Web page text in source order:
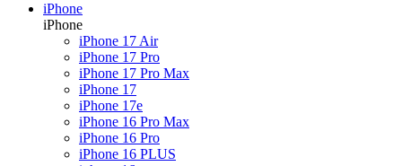
iPhone
iPhone
iPhone 17 Air
iPhone 17 Pro
iPhone 17 Pro Max
iPhone 17
iPhone 17e
iPhone 16 Pro Max
iPhone 16 Pro
iPhone 16 PLUS